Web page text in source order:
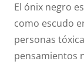
El ónix negro
como escudo
personas
pensamientos